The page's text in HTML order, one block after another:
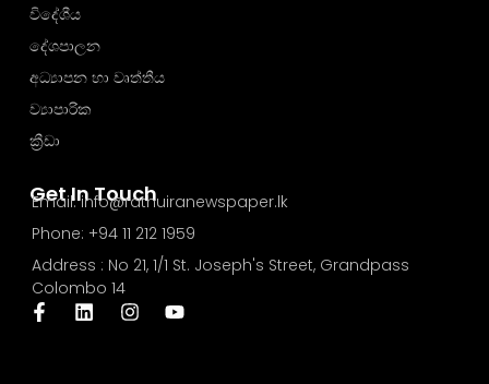
Get In Touch
Email: info@rathuiranewspaper.lk
Phone: +94 11 212 1959
Address : No 21, 1/1 St. Joseph's Street, Grandpass
Colombo 14
විදේශීය
දේශපාලන
අධ්‍යාපන හා වෘත්තීය
ව්‍යාපාරික
ක්‍රීඩා